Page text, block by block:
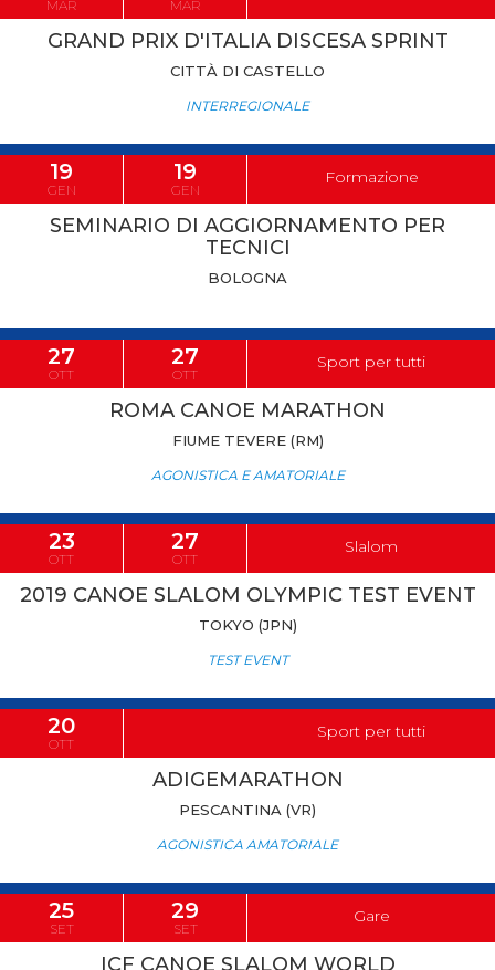
MAR MAR
GRAND PRIX D'ITALIA DISCESA SPRINT
CITTÀ DI CASTELLO
INTERREGIONALE
19
GEN
19
GEN
Formazione
SEMINARIO DI AGGIORNAMENTO PER
TECNICI
BOLOGNA
27
OTT
27
OTT
Sport per tutti
ROMA CANOE MARATHON
FIUME TEVERE (RM)
AGONISTICA E AMATORIALE
23
OTT
27
OTT
Slalom
2019 CANOE SLALOM OLYMPIC TEST EVENT
TOKYO (JPN)
TEST EVENT
20
OTT
Sport per tutti
ADIGEMARATHON
PESCANTINA (VR)
AGONISTICA AMATORIALE
25
SET
29
SET
Gare
ICF CANOE SLALOM WORLD